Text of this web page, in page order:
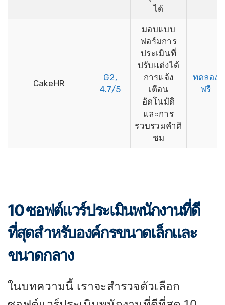
ได้
CakeHR
G2,
4.7/5
มอบแบบ
ฟอร์มการ
ประเมินที่
ปรับแต่งได้
การแจ้ง
เตือน
อัตโนมัติ
และการ
รวบรวมคำติ
ชม
ทดลอง
ฟรี
10 ซอฟต์แวร์ประเมินพนักงานที่ดี
ที่สุดสำหรับองค์กรขนาดเล็กและ
ขนาดกลาง
ในบทความนี้ เราจะสำรวจตัวเลือก